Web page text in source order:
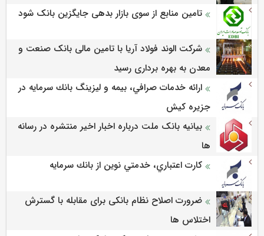
تامین منابع از سوی بازار بدهی جایگزین بانک شود
شرکت الوند فولاد آریا با تامین مالی بانک صنعت و
معدن به بهره برداری رسید
ارائه خدمات صرافي، بيمه و ليزينگ بانك سرمايه در
جزيره كيش
بیانیه بانک ملت درباره اخبار اخیر منتشره در رسانه
ها
كارت اعتباري، خدمتي نوين از بانك سرمايه
ضرورت اصلاح نظام بانکی برای مقابله با گسترش
اختلاس ها